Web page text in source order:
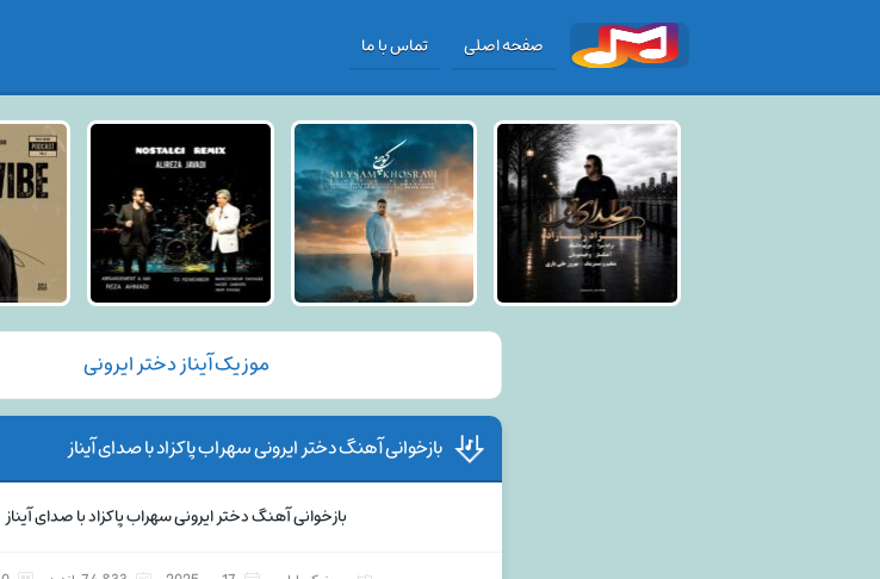
صفحه اصلی تماس با ما
موزیک آیناز دختر ایرونی
بازخوانی آهنگ دختر ایرونی سهراب پاکزاد با صدای آیناز
بازخوانی آهنگ دختر ایرونی سهراب پاکزاد با صدای آیناز